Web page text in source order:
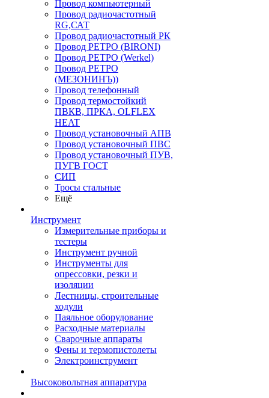
Провод компьютерный
Провод радиочастотный
RG,САТ
Провод радиочастотный РК
Провод РЕТРО (BIRONI)
Провод РЕТРО (Werkel)
Провод РЕТРО
(МЕЗОНИНЪ))
Провод телефонный
Провод термостойкий
ПВКВ, ПРКА, OLFLEX
HEAT
Провод установочный АПВ
Провод установочный ПВС
Провод установочный ПУВ,
ПУГВ ГОСТ
СИП
Тросы стальные
Ещё
Инструмент
Измерительные приборы и
тестеры
Инструмент ручной
Инструменты для
опрессовки, резки и
изоляции
Лестницы, строительные
ходули
Паяльное оборудование
Расходные материалы
Сварочные аппараты
Фены и термопистолеты
Электроинструмент
Высоковольтная аппаратура